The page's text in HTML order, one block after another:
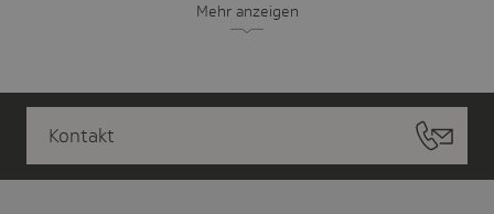
Mehr anzeigen
Kontakt